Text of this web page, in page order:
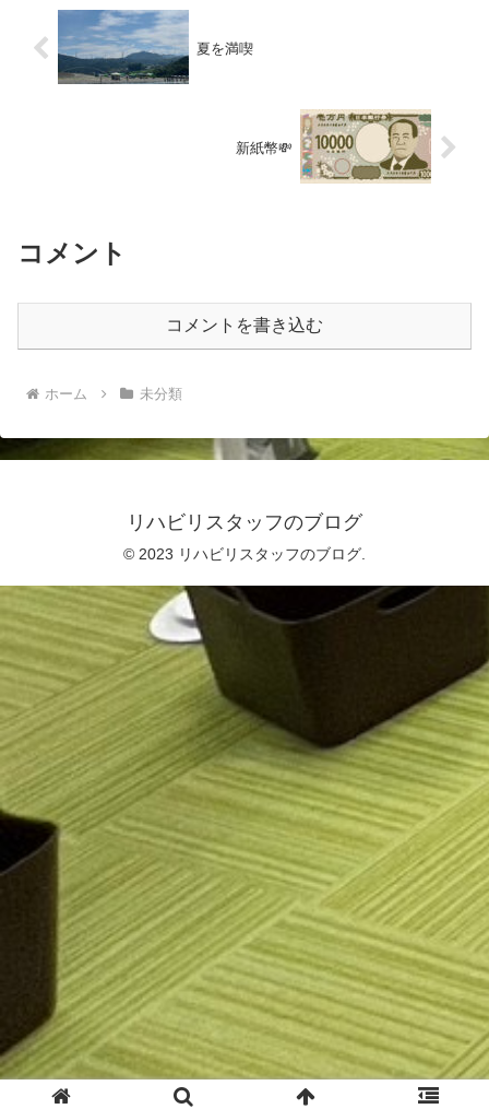
夏を満喫
新紙幣💸
コメント
コメントを書き込む
ホーム 未分類
リハビリスタッフのブログ
© 2023 リハビリスタッフのブログ.